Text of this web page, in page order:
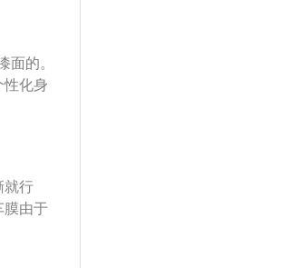
面的。
性化身
膜一
；3、
就行
膜由于
；3、